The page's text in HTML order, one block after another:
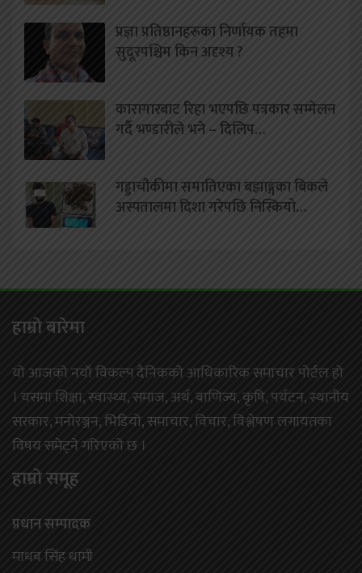
प्रज्ञा प्रतिष्ठानहरूका निर्णायक तहमा
सुदूरपश्चिम किन अदृश्य ?
कारागारबाट रिहा भएपछि पत्रकार सम्मेलन
गर्दै भण्डारीले भने – दिलिप…
गड्डाचौकीमा समातिएका बझाङ्गका बिकले
अस्पतालमा दिशा गरेपछि निस्कियो…
हाम्राे बारेमा
यो आजको नयाँ विकल्प दैनिकको आधिकारिक समाचार पोर्टल हो
। यसमा शिक्षा, स्वास्थ्य, समाज, अर्थ, बाणिज्य, कृषि, पर्यटन, स्थानीय
सरकार, मनोरञ्जन, भिडियो, समाचार, विचार, विश्लेषण लगायतका
विषय समेट्ने गरिएको छ ।
हाम्राे समूह
प्रधान सम्पादक
माधब सिंह धामी